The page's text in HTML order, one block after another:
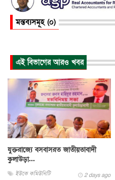
মন্তব্যসমূহ (০)
এই বিভাগের আরও খবর
যুক্তরাজ্যে বসবাসরত জাতীয়তাবাদী
কুলাউড়া...
ইউকে কমিউনিটি 2 days ago